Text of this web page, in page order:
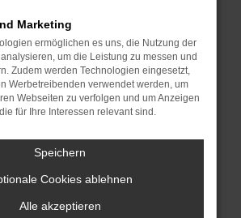
auf dem neuesten Stand
birgt nicht nur ein
sondern kann auch dazu
bestimmte Funktionen nicht mehr
an den Webseitenbetreiber.
oben genannten Schritte versucht
uns bitte. Wir werden
Problem zu beheben. Du kannst
schicken, um uns bei der
Marketing
ermöglichen es uns, die Nutzung der
um die Leistung zu messen und
Zudem werden Technologien eingesetzt,
Werbetreibenden verwendet werden, um
Webseiten zu verfolgen und um Anzeigen
für Ihre Interessen relevant sind.
Speichern
Cookies ablehnen
Alle akzeptieren